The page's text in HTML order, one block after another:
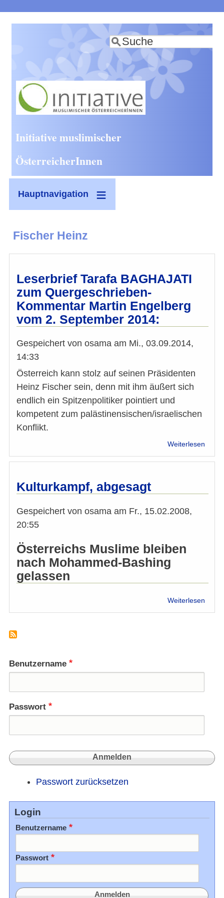
zum
Inhalt
Suche
Initiative muslimischer
ÖsterreicherInnen
Hauptnavigation
Fischer Heinz
Leserbrief Tarafa BAGHAJATI
zum Quergeschrieben-
Kommentar Martin Engelberg
vom 2. September 2014:
Gespeichert von osama am Mi., 03.09.2014,
14:33
Österreich kann stolz auf seinen Präsidenten
Heinz Fischer sein, denn mit ihm äußert sich
endlich ein Spitzenpolitiker pointiert und
kompetent zum palästinensischen/israelischen
Konflikt.
Weiterlesen
Kulturkampf, abgesagt
Gespeichert von osama am Fr., 15.02.2008,
20:55
Österreichs Muslime bleiben
nach Mohammed-Bashing
gelassen
Weiterlesen
Benutzername
Passwort
Passwort zurücksetzen
Login
Benutzername
Passwort